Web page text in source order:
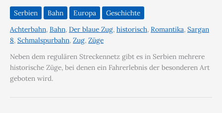
Serbien Bahn Europa
Geschichte
Achterbahn, Bahn, Der blaue Zug, historisch, Romantika, Sargan
8, Schmalspurbahn, Zug, Züge
Neben dem regulären Streckennetz gibt es in Serbien mehrere
historische Züge, bei denen ein Fahrerlebnis der besonderen Art
geboten wird.